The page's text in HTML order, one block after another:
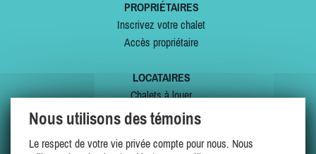
PROPRIÉTAIRES
Inscrivez votre chalet
Accès propriétaire
LOCATAIRES
Chalets à louer
Chalets à vendre
Offres spéciales
Nous utilisons des témoins
Le respect de votre vie privée compte pour nous. Nous